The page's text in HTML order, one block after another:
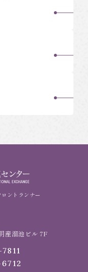
ントランナー
産溜池ビル 7F